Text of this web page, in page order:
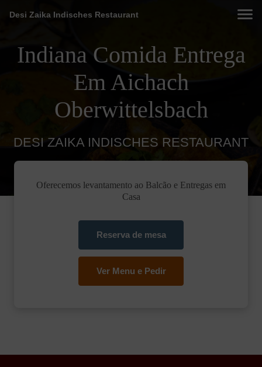
Desi Zaika Indisches Restaurant
Indiana Comida Entrega
Em Aichach
Oberwittelsbach
DESI ZAIKA INDISCHES RESTAURANT
Oferecemos levantamento ao Balcão e Entregas em
Casa
Reserva de mesa
Ver Menu e Pedir